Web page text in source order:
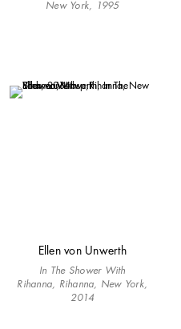
New York, 1995
Ellen von Unwerth
In The Shower With
Rihanna, Rihanna, New York,
2014